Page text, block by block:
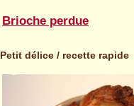
Brioche perdue
Petit délice / recette rapide